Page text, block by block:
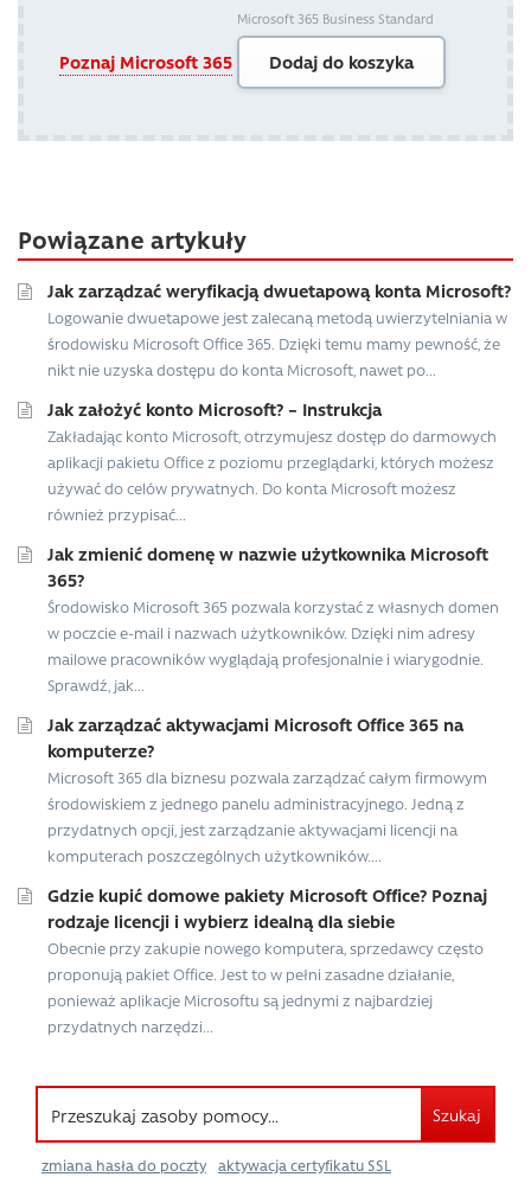
Poznaj Microsoft 365
Microsoft 365 Business Standard
Dodaj do koszyka
Powiązane artykuły
Jak zarządzać weryfikacją dwuetapową konta Microsoft?
Logowanie dwuetapowe jest zalecaną metodą uwierzytelniania w
środowisku Microsoft Office 365. Dzięki temu mamy pewność, że
nikt nie uzyska dostępu do konta Microsoft, nawet po...
Jak założyć konto Microsoft? – Instrukcja
Zakładając konto Microsoft, otrzymujesz dostęp do darmowych
aplikacji pakietu Office z poziomu przeglądarki, których możesz
używać do celów prywatnych. Do konta Microsoft możesz
również przypisać...
Jak zmienić domenę w nazwie użytkownika Microsoft
365?
Środowisko Microsoft 365 pozwala korzystać z własnych domen
w poczcie e-mail i nazwach użytkowników. Dzięki nim adresy
mailowe pracowników wyglądają profesjonalnie i wiarygodnie.
Sprawdź, jak...
Jak zarządzać aktywacjami Microsoft Office 365 na
komputerze?
Microsoft 365 dla biznesu pozwala zarządzać całym firmowym
środowiskiem z jednego panelu administracyjnego. Jedną z
przydatnych opcji, jest zarządzanie aktywacjami licencji na
komputerach poszczególnych użytkowników....
Gdzie kupić domowe pakiety Microsoft Office? Poznaj
rodzaje licencji i wybierz idealną dla siebie
Obecnie przy zakupie nowego komputera, sprzedawcy często
proponują pakiet Office. Jest to w pełni zasadne działanie,
ponieważ aplikacje Microsoftu są jednymi z najbardziej
przydatnych narzędzi...
Szukaj
zmiana hasła do poczty
aktywacja certyfikatu SSL